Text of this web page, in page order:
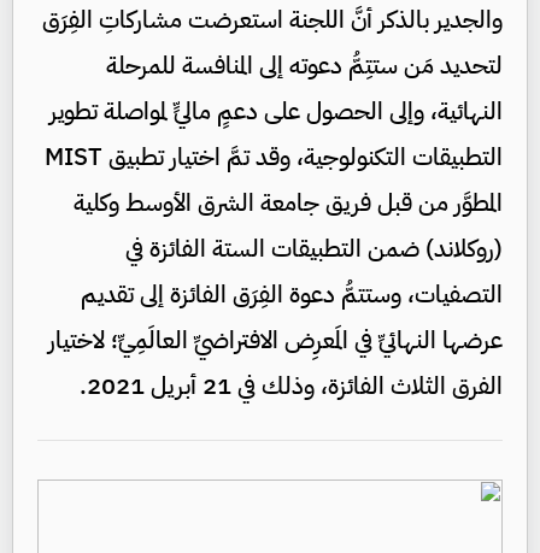
والجدير بالذكر أنَّ اللجنة استعرضت مشاركاتِ الفِرَق
لتحديد مَن ستتِمُّ دعوته إلى المنافسة للمرحلة
النهائية، وإلى الحصول على دعمٍ ماليٍّ لمواصلة تطوير
التطبيقات التكنولوجية، وقد تمَّ اختيار تطبيق MIST
المطوَّر من قبل فريق جامعة الشرق الأوسط وكلية
(روكلاند) ضمن التطبيقات الستة الفائزة في
التصفيات، وستتمُّ دعوة الفِرَق الفائزة إلى تقديم
عرضها النهائيِّ في المَعرِض الافتراضيِّ العالَمِيِّ؛ لاختيار
الفرق الثلاث الفائزة، وذلك في 21 أبريل 2021.